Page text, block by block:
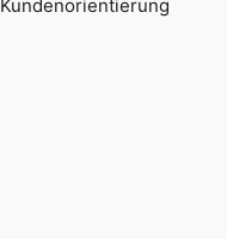
Kundenorientierung